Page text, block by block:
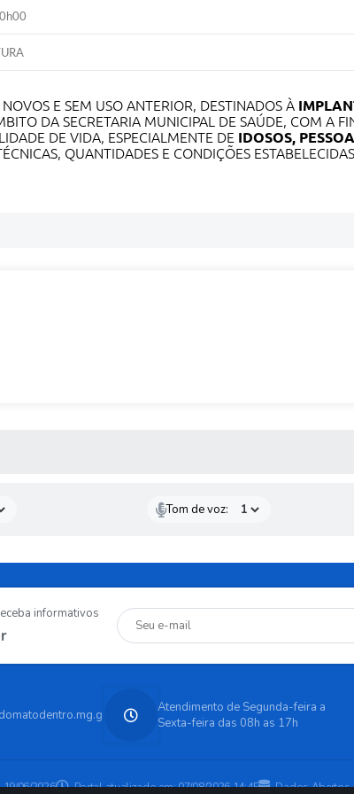
NOVOS E SEM USO ANTERIOR, DESTINADOS À
DA SECRETARIA MUNICIPAL DE SAÚDE, COM A
DE VIDA, ESPECIALMENTE DE IDOSOS,
QUANTIDADES E CONDIÇÕES
Tom de voz:
informativos
Atendimento de Segunda-feira a
Sexta-feira das 08h as 17h
19/06/2026 Portal atualizado em:07/08/2026 14:45 Dados Abertos